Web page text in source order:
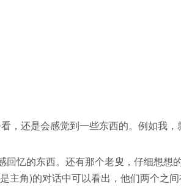
还是会感觉到一些东西的。例如我，
的东西。还有那个老叟，仔细想想的
主角)的对话中可以看出，他们两个之